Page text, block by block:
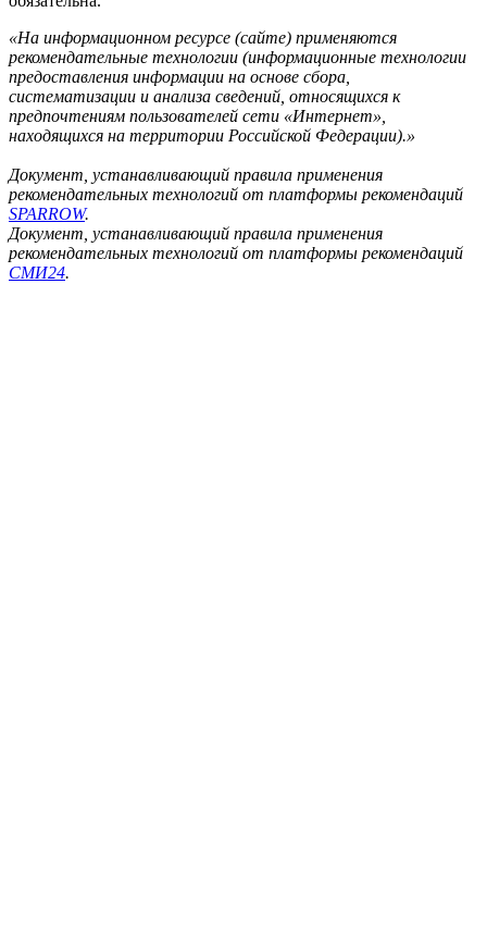
«На информационном ресурсе (сайте) применяются
рекомендательные технологии (информационные технологии
предоставления информации на основе сбора,
систематизации и анализа сведений, относящихся к
предпочтениям пользователей сети «Интернет»,
находящихся на территории Российской Федерации).»
Документ, устанавливающий правила применения
рекомендательных технологий от платформы рекомендаций
SPARROW.
Документ, устанавливающий правила применения
рекомендательных технологий от платформы рекомендаций
СМИ24.